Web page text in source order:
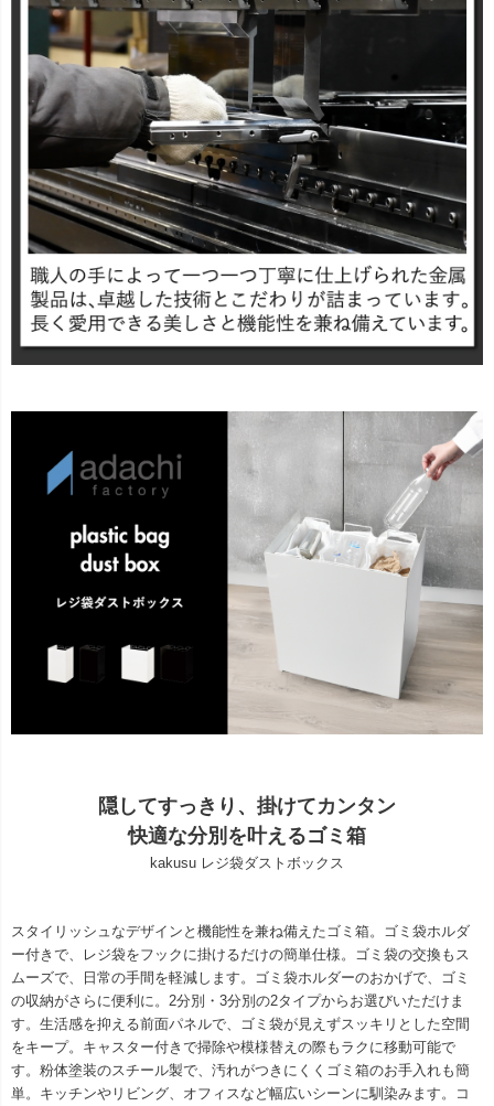
隠してすっきり、掛けてカンタン
快適な分別を叶えるゴミ箱
kakusu レジ袋ダストボックス
スタイリッシュなデザインと機能性を兼ね備えたゴミ箱。ゴミ袋ホルダ
ー付きで、レジ袋をフックに掛けるだけの簡単仕様。ゴミ袋の交換もス
ムーズで、日常の手間を軽減します。ゴミ袋ホルダーのおかげで、ゴミ
の収納がさらに便利に。2分別・3分別の2タイプからお選びいただけま
す。生活感を抑える前面パネルで、ゴミ袋が見えずスッキリとした空間
をキープ。キャスター付きで掃除や模様替えの際もラクに移動可能で
す。粉体塗装のスチール製で、汚れがつきにくくゴミ箱のお手入れも簡
単。キッチンやリビング、オフィスなど幅広いシーンに馴染みます。コ